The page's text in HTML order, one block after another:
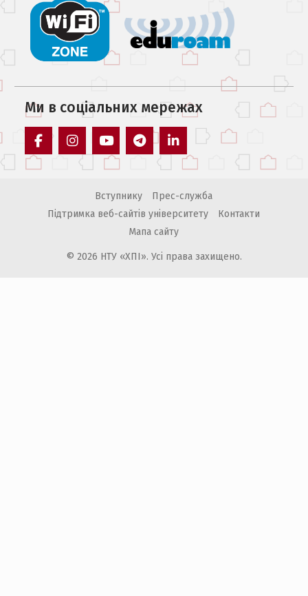
Ми в соцiальних мережах
facebook instagramyoutube telegram linkedin
Вступнику
Прес-служба
Підтримка веб-сайтів університету
Контакти
Мапа сайту
© 2026 НТУ «ХПІ». Усі права захищено.